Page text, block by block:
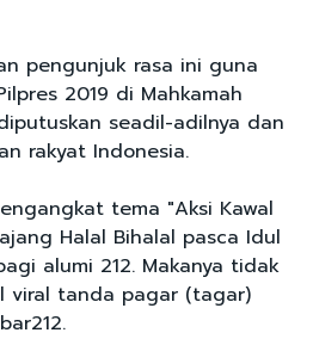
pengunjuk rasa ini guna
2019 di Mahkamah
seadil-adilnya dan
rakyat Indonesia.
tema "Aksi Kawal
Halal Bihalal pasca Idul
alumi 212. Makanya tidak
viral tanda pagar (tagar)